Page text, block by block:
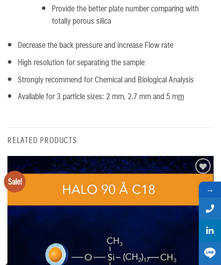
Provide the better plate number comparing with
totally porous silica
Decrease the back pressure and increase Flow rate
High resolution for separating the sample
Strongly recommend for Chemical and Biological Analysis
Available for 3 particle sizes: 2 mm, 2.7 mm and 5 mm
RELATED PRODUCTS
Sale! Add
to →